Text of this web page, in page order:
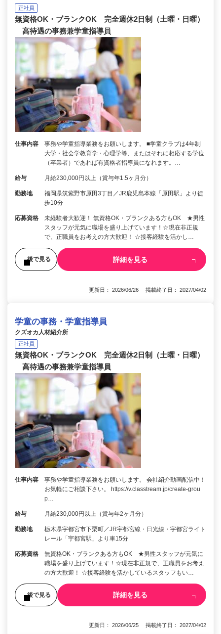
正社員
無資格OK・ブランクOK 完全週休2日制（土曜・日曜）
高待遇の事務兼学童指導員
仕事内容
事務や学童指導業務をお願いします。 ■学童クラブは4年制
大学・社会学教育学・心理学等、またはそれに相応する学位
（卒業者）であれば有資格者指導員になれます。…
給与 月給230,000円以上（賞与年1.5ヶ月分）
勤務地
福岡県筑紫野市原田3丁目／JR鹿児島本線「原田駅」より徒
歩10分
応募資格
未経験者大歓迎！ 無資格OK・ブランクある方もOK ★男性
スタッフが元気に職場を盛り上げています！☆現在非正規
で、正職員をお考えの方大歓迎！ ☆接客経験を活かし…
後で見る 詳細を見る
更新日： 2026/06/26 掲載終了日： 2027/04/02
学童の事務・学童指導員
クズオカ人材紹介所
正社員
無資格OK・ブランクOK 完全週休2日制（土曜・日曜）
高待遇の事務兼学童指導員
仕事内容
事務や学童指導業務をお願いします。 会社紹介動画配信中！
お気軽にご相談下さい。 https://v.classtream.jp/create-grou
p…
給与 月給230,000円以上（賞与年2ヶ月分）
勤務地
栃木県宇都宮市下栗町／JR宇都宮線・日光線・宇都宮ライト
レール「宇都宮駅」より車15分
応募資格
無資格OK・ブランクある方もOK ★男性スタッフが元気に
職場を盛り上げています！☆現在非正規で、正職員をお考え
の方大歓迎！ ☆接客経験を活かしているスタッフもい…
後で見る 詳細を見る
更新日： 2026/06/25 掲載終了日： 2027/04/02